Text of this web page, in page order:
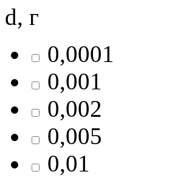
d, г
0,0001
0,001
0,002
0,005
0,01